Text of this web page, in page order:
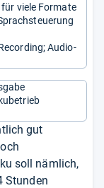
für viele Formate
Audio-
gut
soll nämlich,
Stunden